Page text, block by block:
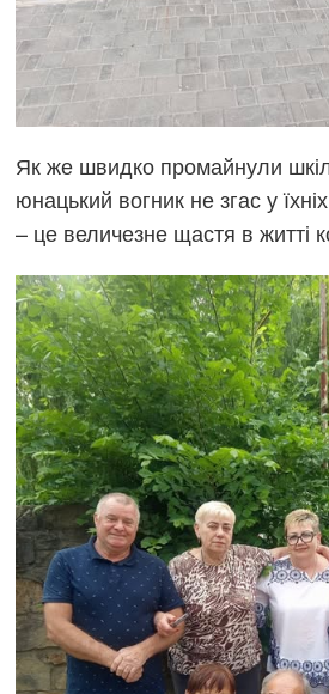
Як же швидко промайнули
юнацький вогник не згас у
– це величезне щастя в житті